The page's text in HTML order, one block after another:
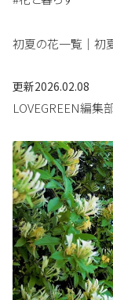
初夏の花一覧｜初
更新2026.02.08
LOVEGREEN編集